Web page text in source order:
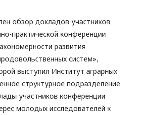
обзор докладов участников
практической конференции
развития
систем»,
выступил Институт аграрных
структурное подразделение
участников конференции
молодых исследователей к